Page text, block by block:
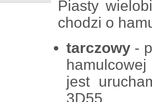
Piasty
chodzi o
tarczowy -
jest
3D55